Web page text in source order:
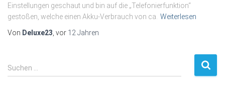
Einstellungen geschaut und bin auf die „Telefonierfunktion“
gestoßen, welche einen Akku-Verbrauch von ca. Weiterlesen
Von Deluxe23 , vor 12 Jahren
S
u
Suchen …